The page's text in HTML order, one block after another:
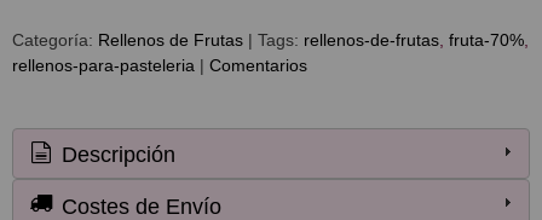
Categoría: Rellenos de Frutas | Tags: rellenos-de-frutas fruta-70%
rellenos-para-pasteleria | Comentarios
Descripción
Costes de Envío